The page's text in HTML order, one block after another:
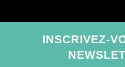
INSCRIVEZ-